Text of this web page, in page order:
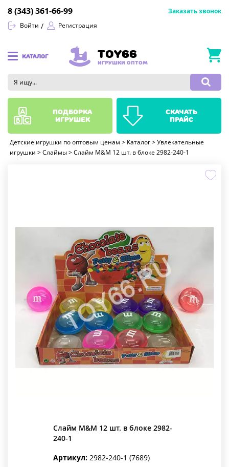
Войти Регистрация
8 (343) 361-66-99 Заказать звонок
КАТАЛОГ TOY66
ИГРУШКИ ОПТОМ
Детские игрушки по оптовым ценам > Каталог > Увлекательные
игрушки > Слаймы > Слайм M&M 12 шт. в блоке 2982-240-1
Слайм M&M 12 шт. в блоке 2982-
240-1
Артикул: 2982-240-1 (7689)
подборка
игрушек
скачать
прайс